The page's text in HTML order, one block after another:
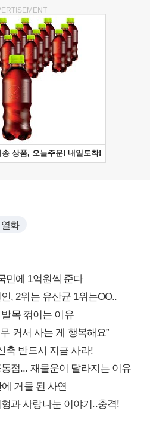
열화
민에 1억원씩 준다
, 2위는 유산균 1위는OO..
목 꺾이는 이유
커서 사는 게 행복해요”
축 반드시 지금 사라!
점... 재물운이 달라지는 이유
거물 된 사연
과 사랑나눈 이야기..충격!